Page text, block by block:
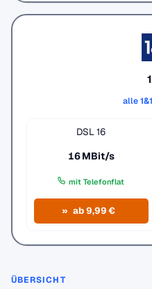
alle
DSL 16
16 MBit/s
mit Telefonflat
ab 9,99 €
ÜBERSICHT